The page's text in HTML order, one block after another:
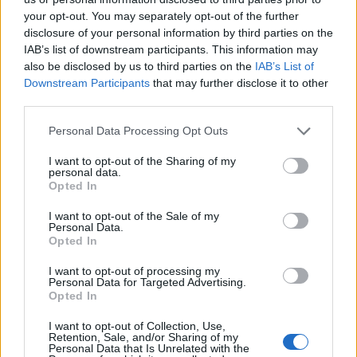
your opt-out. You may separately opt-out of the further
disclosure of your personal information by third parties on the
IAB’s list of downstream participants. This information may
also be disclosed by us to third parties on the IAB’s List of
Downstream Participants that may further disclose it to other
Personal Data Processing Opt Outs
I want to opt-out of the Sharing of my
personal data.
Opted In
I want to opt-out of the Sale of my
Personal Data.
Opted In
I want to opt-out of processing my
Personal Data for Targeted Advertising.
Opted In
I want to opt-out of Collection, Use,
Retention, Sale, and/or Sharing of my
Personal Data that Is Unrelated with the
piccole e medi
Ministero delle Imprese e del Made in Italy -
Dipartimento per le politiche per
50.462 euro
micro, piccola e media dimensione nella tutela dei marchi
Unione Italiana delle Camere di Commercio
Industria, Artigianato e Agricoltura
2022-03-29
Intervento agevolativo in favore delle imprese di
micro, piccola e media dimensione nella tutela dei marchi
all’estero (
Unione Italiana delle Camere di Commercio
2.191 euro